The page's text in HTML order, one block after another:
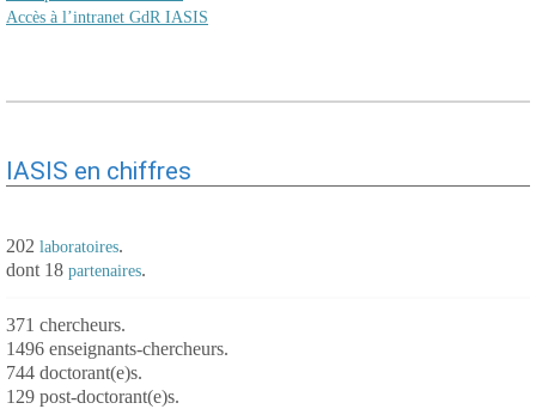
Accès à l’intranet GdR IASIS
IASIS en chiffres
202 laboratoires.
dont 18 partenaires.
371 chercheurs.
1496 enseignants-chercheurs.
744 doctorant(e)s.
129 post-doctorant(e)s.